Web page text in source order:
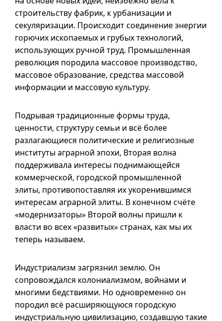
строительству фабрик, к урбанизации и
секуляризации. Происходит соединение энергии
горючих ископаемых и грубых технологий,
использующих ручной труд. Промышленная
революция породила массовое производство,
массовое образование, средства массовой
информации и массовую культуру.
Подрывая традиционные формы труда,
ценности, структуру семьи и всё более
разлагающиеся политические и религиозные
институты аграрной эпохи, Вторая волна
поддерживала интересы поднимающейся
коммерческой, городской промышленной
элиты, противопоставляя их укоренившимся
интересам аграрной элиты. В конечном счёте
«модернизаторы» Второй волны пришли к
власти во всех «развитых» странах, как мы их
теперь называем.
Индустриализм загрязнил землю. Он
сопровождался колониализмом, войнами и
многими бедствиями. Но одновременно он
породил всё расширяющуюся городскую
индустриальную цивилизацию, создавшую такие